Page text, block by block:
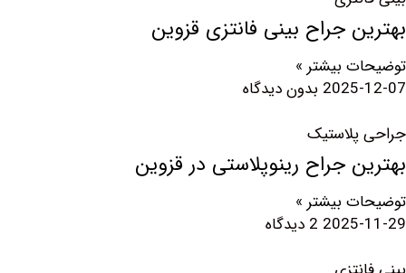
جراح بینی فانتزی قزوین
بیشتر »
بدون دیدگاه
جراح رینوپلاستی در قزوین
بیشتر »
2 دیدگاه